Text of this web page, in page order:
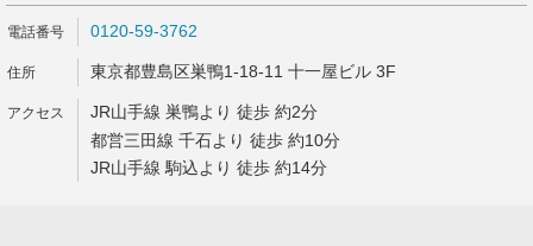
0120-59-3762
東京都豊島区巣鴨1-18-11 十一屋ビル 3F
JR山手線 巣鴨より 徒歩 約2分
都営三田線 千石より 徒歩 約10分
JR山手線 駒込より 徒歩 約14分